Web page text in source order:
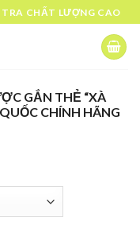
CHẤT LƯỢNG CAO
GẮN THẺ “XÀ
CHÍNH HÃNG